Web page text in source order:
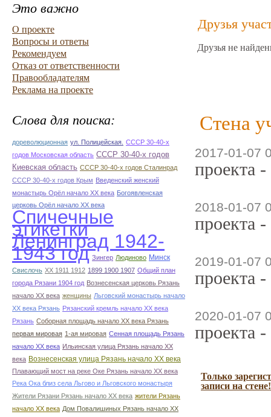
Это важно
О проекте
Вопросы и ответы
Рекомендуем
Отказ от ответственности
Правообладателям
Реклама на проекте
Слова для поиска:
дореволюционная ул. Полицейская. СССР 30-40-х
годов Московская область СССР 30-40-х годов
Киевская область СССР 30-40-х годов Сталинрад
СССР 30-40-х годов Крым Введенский женский
монастырь Орёл начало ХХ века Богоявленская
церковь Орёл начало ХХ века
Спичечные
этикетки
Ленинград 1942-
1943 год Зингер Людиново Минск
Свислочь XX 1911 1912 1899 1900 1907 Общий план
города Рязани 1904 год Вознесенская церковь Рязань
начало ХХ века женщины Льговский монастырь начало
ХХ века Рязань Рязанский кремль начало ХХ века
Рязань Соборная площадь начало ХХ века Рязань
первая мировая 1-ая мировая Сенная площадь Рязань
начало ХХ века Ильинская улица Рязань начало ХХ
века Вознесенская улица Рязань начало ХХ века
Плавающий мост на реке Оке Рязань начало ХХ века
Река Ока близ села Льгово и Льговского монастыря
Жители Рязани Рязань начало ХХ века жители Рязань
начало ХХ века Дом Повалишиных Рязань начало ХХ
Друзья
Друзья не
Стена
2017-01-07
проекта
2018-01-07
проекта
2019-01-07
проекта
2020-01-07
проекта
Только
записи на стене!